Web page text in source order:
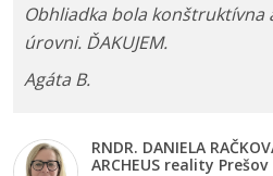
Obhliadka bola konštruktívna
úrovni. ĎAKUJEM.
Agáta B.
RNDR. DANIELA
ARCHEUS reality Prešov